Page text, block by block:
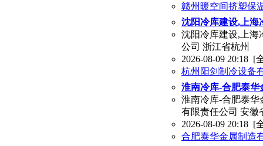
赣州暖空间挤塑保
沈阳冷库建设,上海
沈阳冷库建设,上海
公司 浙江省杭州
2026-08-09 20:18 [
杭州阳剑制冷设备
淮南冷库-合肥泰华
淮南冷库-合肥泰华
有限责任公司 安徽
2026-08-09 20:18 [
合肥泰华金属制造